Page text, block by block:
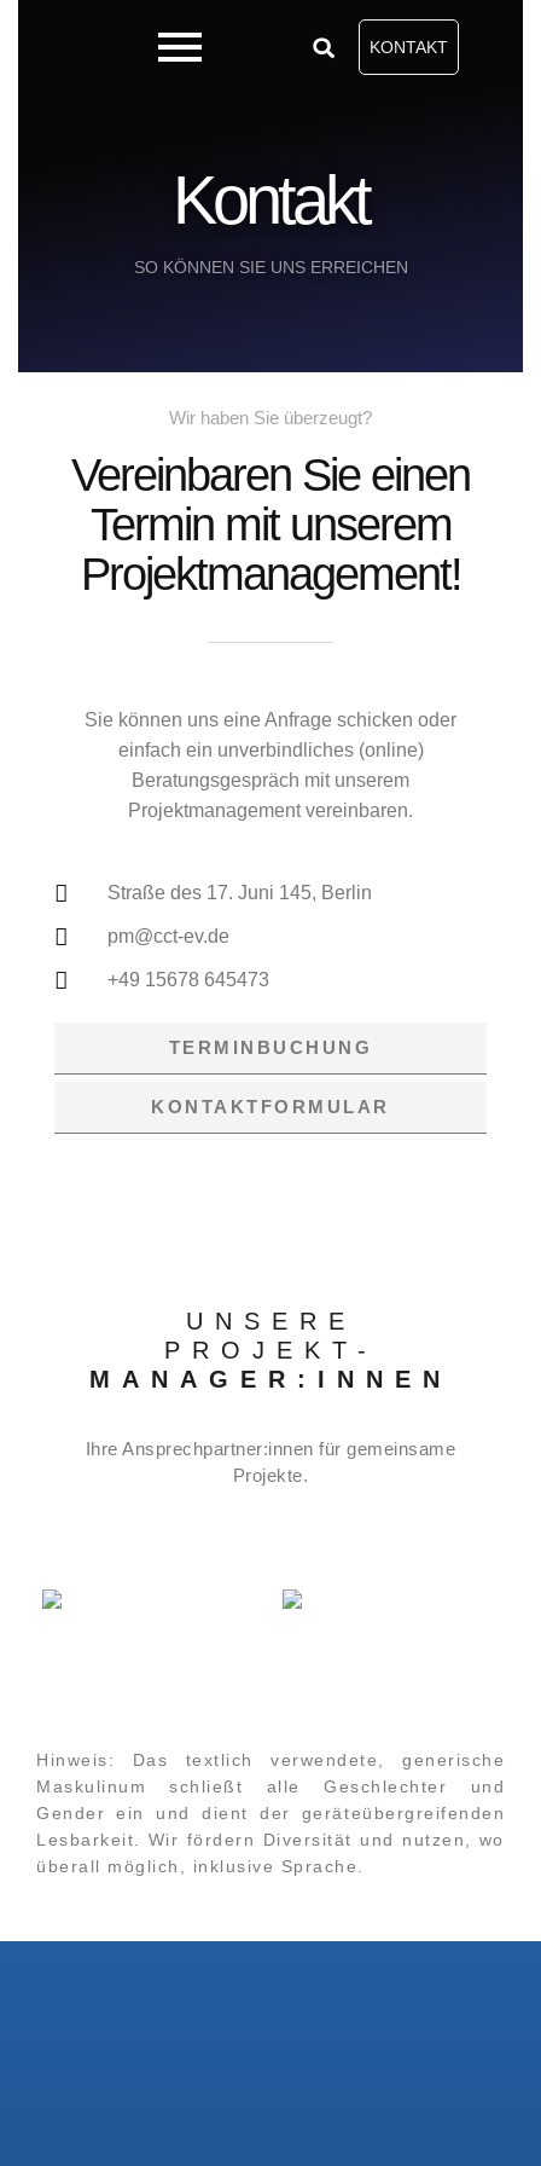
KONTAKT
Kontakt
SO KÖNNEN SIE UNS ERREICHEN
Wir haben Sie überzeugt?
Vereinbaren Sie einen
Termin mit unserem
Projektmanagement!
Sie können uns eine Anfrage schicken oder
einfach ein unverbindliches (online)
Beratungsgespräch mit unserem
Projektmanagementvereinbaren.
Straße des 17. Juni 145, Berlin
pm@cct-ev.de
+49 15678 645473
TERMINBUCHUNG
KONTAKTFORMULAR
UNSERE
PROJEKT-
MANAGER:INNEN
Ihre Ansprechpartner:innen für gemeinsame
Projekte.
Hinweis: Das textlich verwendete, generische
Maskulinum schließt alle Geschlechter und
Gender ein und dient der geräteübergreifenden
Lesbarkeit. Wir fördern Diversität und nutzen, wo
überall möglich, inklusive Sprache.